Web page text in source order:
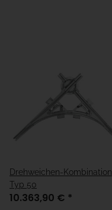
Drehweichen-Kombination
Typ 50
10.363,90 € *